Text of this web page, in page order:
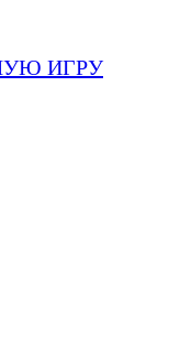
ИГРУ